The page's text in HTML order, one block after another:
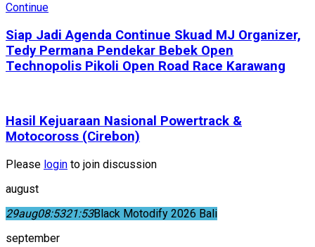
Siap Jadi Agenda Continue Skuad MJ Organizer,
Tedy Permana Pendekar Bebek Open
Technopolis Pikoli Open Road Race Karawang
Hasil Kejuaraan Nasional Powertrack &
Motocoross (Cirebon)
Please login to join discussion
august
29aug08:5321:53Black Motodify 2026 Bali
september